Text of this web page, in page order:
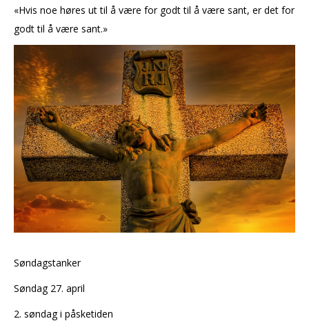
MENIGHETSBLAD
OM OSS
«Hvis noe høres ut til å være for godt til å være sant, er det for
godt til å være sant.»
Søndagstanker
Søndag 27. april
2. søndag i påsketiden